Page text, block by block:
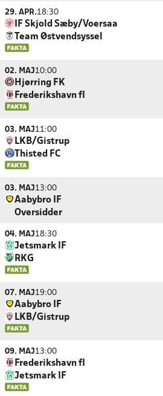
29. APR.18:30
IF Skjold Sæby/Voersaa
Team Østvendsyssel
02. MAJ10:00
Hjørring FK
Frederikshavn fI
03. MAJ11:00
LKB/Gistrup
Thisted FC
03. MAJ13:00
Aabybro IF
Oversidder
04. MAJ18:30
Jetsmark IF
RKG
07. MAJ19:00
Aabybro IF
LKB/Gistrup
09. MAJ13:00
Frederikshavn fI
Jetsmark IF